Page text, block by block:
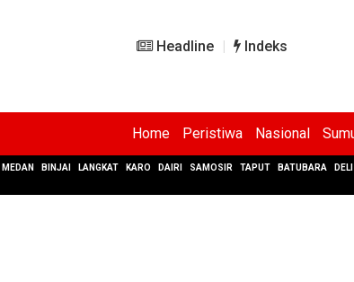
Headline Indeks
Home Peristiwa Nasional
MEDAN BINJAI LANGKAT KARO DAIRI SAMOSIR TAPUT BATUBARA